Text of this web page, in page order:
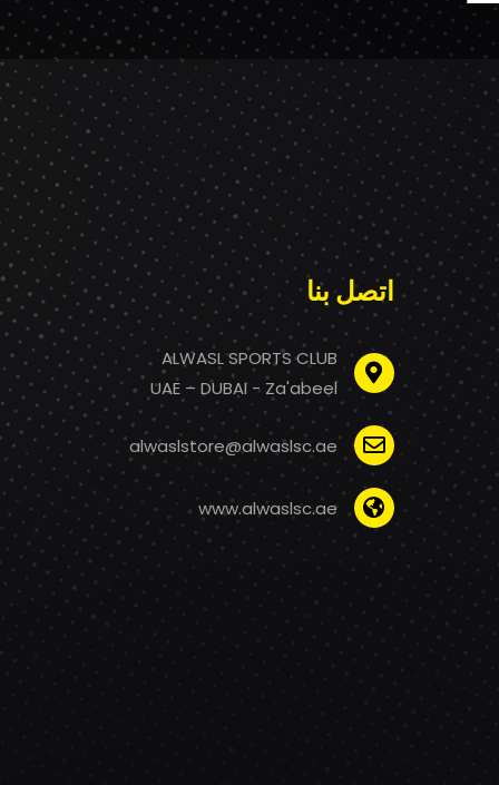
اتصل بنا
ALWASL SPORTS CLUB
UAE – DUBAI - Za'abeel
alwaslstore@alwaslsc.ae
www.alwaslsc.ae